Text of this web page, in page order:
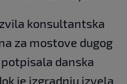
konsultantska
za mostove dugog
danska
je izgradnju izvela